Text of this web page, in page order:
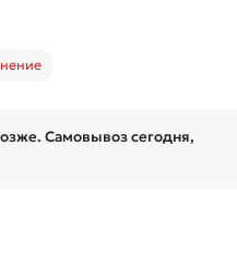
Самовывоз сегодня,